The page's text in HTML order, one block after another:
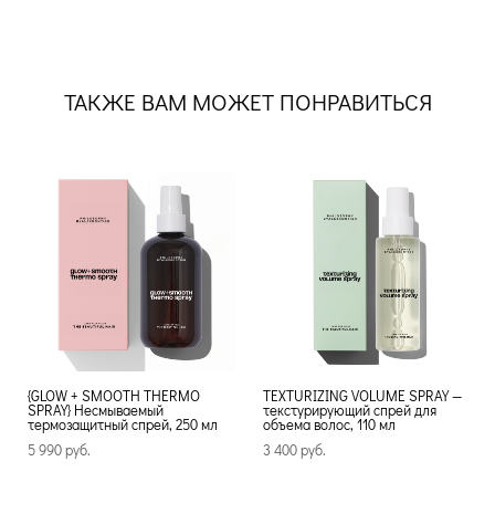
ТАКЖЕ ВАМ МОЖЕТ ПОНРАВИТЬСЯ
{GLOW + SMOOTH THERMO
SPRAY} Несмываемый
термозащитный спрей, 250 мл
5 990 pуб.
TEXTURIZING VOLUME SPRAY —
текстурирующий спрей для
объема волос, 110 мл
3 400 pуб.